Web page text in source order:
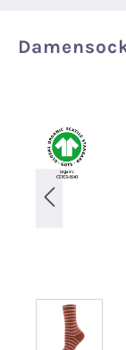
Bildergalerie